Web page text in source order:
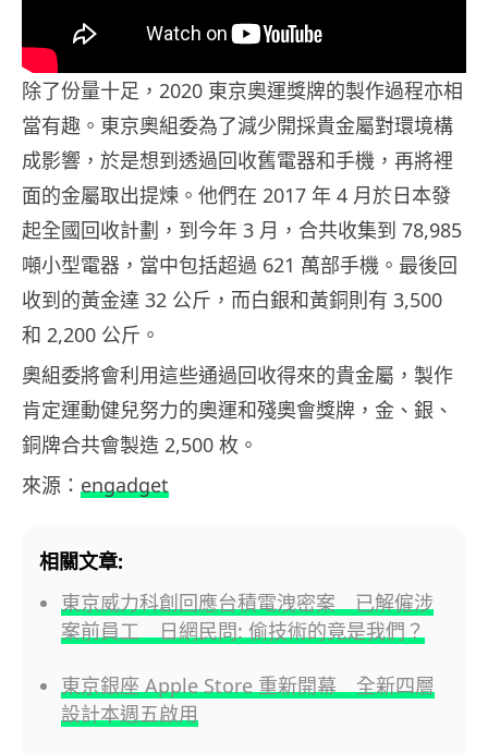
除了份量十足，2020 東京奧運獎牌的製作過程亦相
當有趣。東京奧組委為了減少開採貴金屬對環境構
成影響，於是想到透過回收舊電器和手機，再將裡
面的金屬取出提煉。他們在 2017 年 4 月於日本發
起全國回收計劃，到今年 3 月，合共收集到 78,985
噸小型電器，當中包括超過 621 萬部手機。最後回
收到的黃金達 32 公斤，而白銀和黃銅則有 3,500
和 2,200 公斤。
奧組委將會利用這些通過回收得來的貴金屬，製作
肯定運動健兒努力的奧運和殘奧會獎牌，金、銀、
銅牌合共會製造 2,500 枚。
來源： engadget
相關文章:
東京威力科創回應台積電洩密案 已解僱涉
案前員工 日網民問: 偷技術的竟是我們？
東京銀座 Apple Store 重新開幕 全新四層
設計本週五啟用